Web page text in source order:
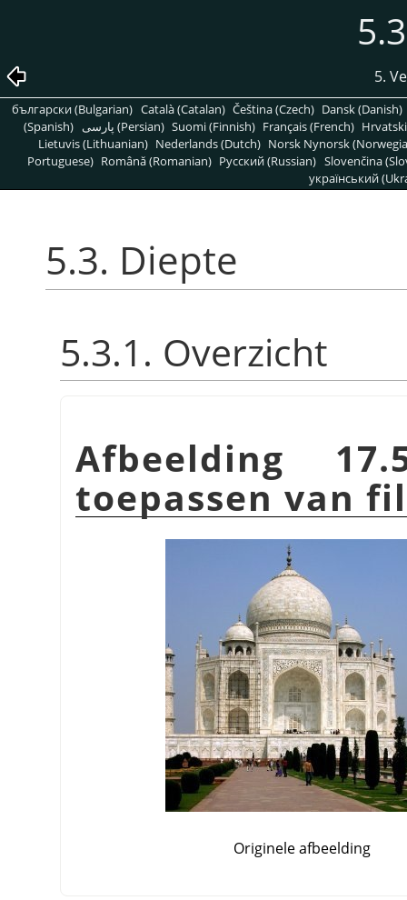
5.
български (Bulgarian) Català (Catalan) Čeština (Czech) Dansk (Danish)
(Spanish)
پارسی (Persian) Suomi (Finnish) Français (French)
Lietuvis (Lithuanian) Nederlands (Dutch) Norsk Nynorsk
Portuguese) Română (Romanian) Pусский (Russian) Slovenčina
український
5.3. Diepte
5.3.1. Overzicht
Afbeelding
toepassen van
Originele afbeelding